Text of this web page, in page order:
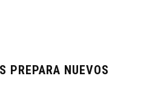
PREPARA NUEVOS